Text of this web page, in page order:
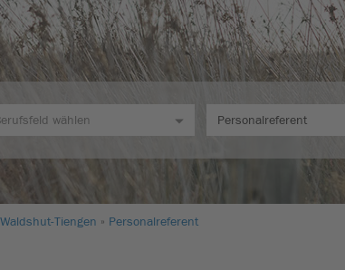
Waldshut-Tiengen Personalreferent